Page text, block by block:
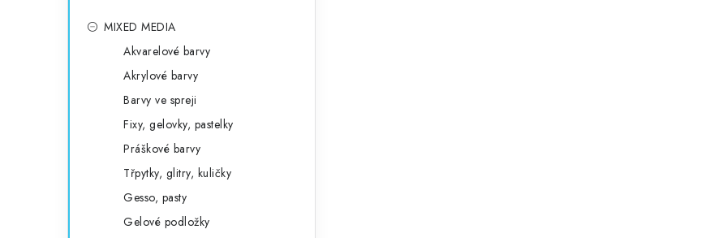
MIXED MEDIA
Akvarelové barvy
Akrylové barvy
Barvy ve spreji
Fixy, gelovky, pastelky
Práškové barvy
Třpytky, glitry, kuličky
Gesso, pasty
Gelové podložky